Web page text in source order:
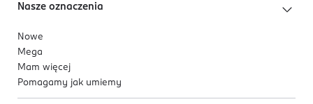
Nasze oznaczenia
Nowe
Mega
Mam więcej
Pomagamy jak umiemy